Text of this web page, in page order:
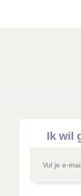
Ik wil